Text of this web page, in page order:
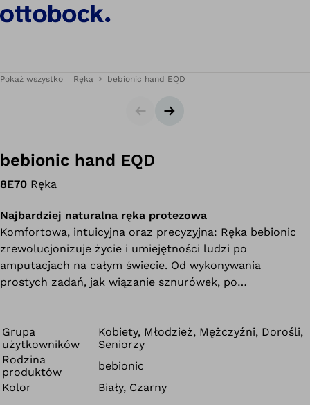
Pokaż wszystko Ręka bebionic hand EQD
SlajdyNastępny slajd
bebionic hand EQD
8E70 Ręka
Najbardziej naturalna ręka protezowa
Komfortowa, intuicyjna oraz precyzyjna: Ręka bebionic
zrewolucjonizuje życie i umiejętności ludzi po
amputacjach na całym świecie. Od wykonywania
prostych zadań, jak wiązanie sznurówek, po
Grupa
użytkowników
Kobiety, Młodzież, Mężczyźni, Dorośli,
Seniorzy
Rodzina
produktów
bebionic
Kolor
Biały, Czarny